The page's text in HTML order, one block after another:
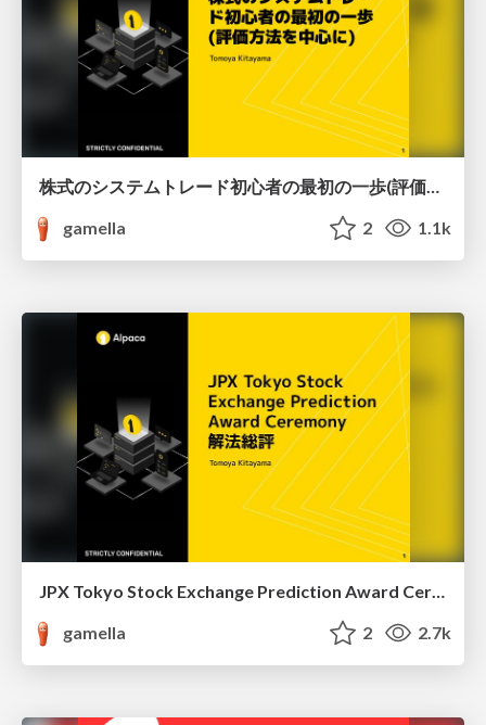
株式のシステムトレード初心者の最初の一歩(評価方法を中心に)
gamella
2 1.1k
JPX Tokyo Stock Exchange Prediction Award Ceremony 解法総評
gamella
2 2.7k